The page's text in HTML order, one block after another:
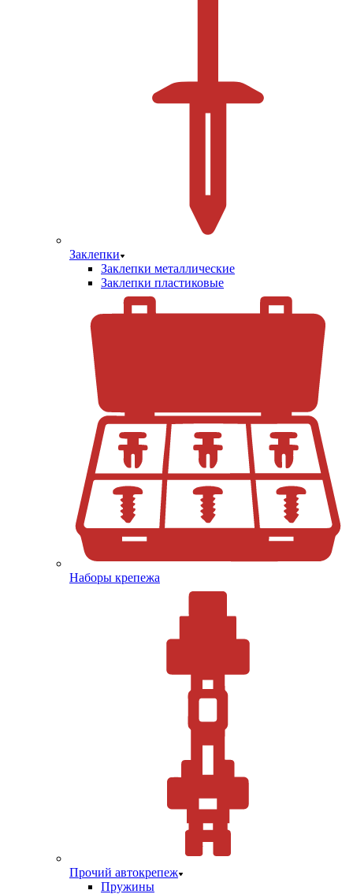
Заклепки
Заклепки металлические
Заклепки пластиковые
Наборы крепежа
Прочий автокрепеж
Пружины